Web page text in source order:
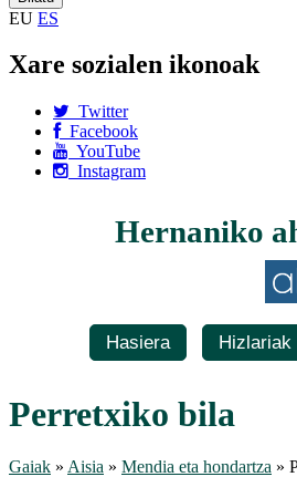
EU ES
Xare sozialen ikonoak
Twitter
Facebook
YouTube
Instagram
Hernaniko
Hasiera Hizlariak
Perretxiko bila
Gaiak » Aisia » Mendia eta hondartza »